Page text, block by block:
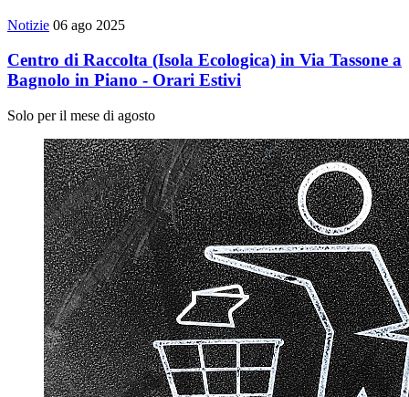
Notizie 06 ago 2025
Centro di Raccolta (Isola Ecologica) in Via Tassone a
Bagnolo in Piano - Orari Estivi
Solo per il mese di agosto